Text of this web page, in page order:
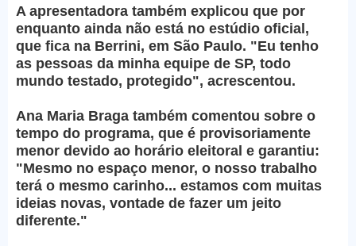
A apresentadora também explicou que por
enquanto ainda não está no estúdio oficial,
que fica na Berrini, em São Paulo. "Eu tenho
as pessoas da minha equipe de SP, todo
mundo testado, protegido", acrescentou.
Ana Maria Braga também comentou sobre o
tempo do programa, que é provisoriamente
menor devido ao horário eleitoral e garantiu:
"Mesmo no espaço menor, o nosso trabalho
terá o mesmo carinho... estamos com muitas
ideias novas, vontade de fazer um jeito
diferente."